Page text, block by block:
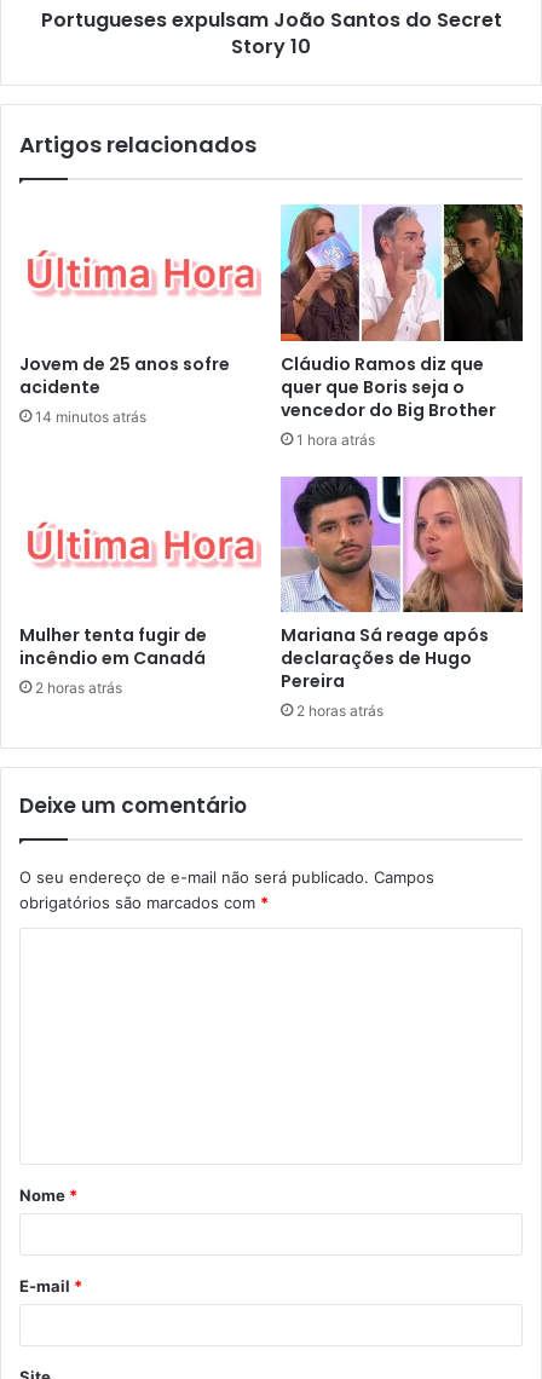
Portugueses expulsam João Santos do Secret
Story 10
Artigos relacionados
Jovem de 25 anos sofre
acidente
14 minutos atrás
Cláudio Ramos diz que
quer que Boris seja o
vencedor do Big Brother
1 hora atrás
Mulher tenta fugir de
incêndio em Canadá
2 horas atrás
Mariana Sá reage após
declarações de Hugo
Pereira
2 horas atrás
Deixe um comentário
O seu endereço de e-mail não será publicado. Campos
obrigatórios são marcados com *
á
r
*
Nome *
E-mail *